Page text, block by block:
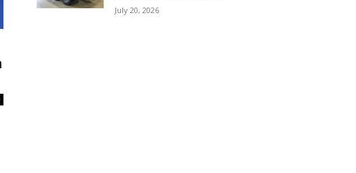
July 20, 2026